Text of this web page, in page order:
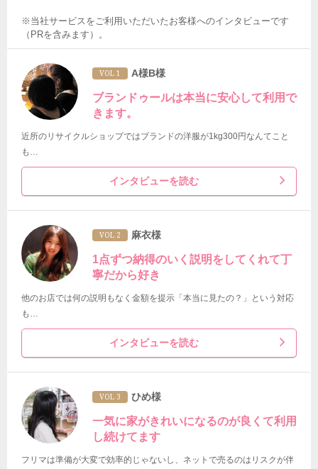
※当社サービスをご利用いただいたお客様へのインタビューです
（PRを含みます）。
VOL 1 A様B様
ブランドゥールは本当に安心して利用で
きます。
近所のリサイクルショップではブランドの洋服が1kg300円なんてこと
も…
インタビューを読む
VOL 2 麻衣様
1点ずつ納得のいく説明をしてくれて丁
寧だから好き
他のお店では何の説明もなく金額を提示「本当に見たの？」という対応
も…
インタビューを読む
VOL 3 ひめ様
一気に家がきれいになるのが良くて利用
し続けてます
フリマは準備が大変で効率的じゃないし、ネットで売るのはリスクが伴